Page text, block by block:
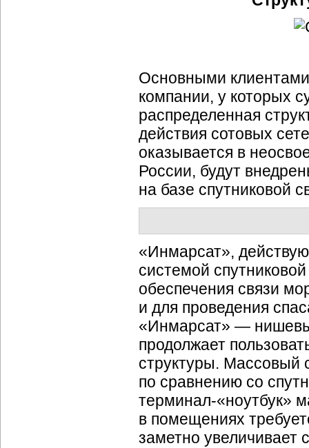
Основными клиентами
компании, у которых
распределенная
действия сотовых
оказывается в
России, будут
на базе спутниковой
«Инмарсат»,
системой
обеспечения связи
и для проведения
«Инмарсат» —
продолжает
структуры. Массовый
по сравнению со
терминал-«ноутбук»
в помещениях
заметно увеличивает